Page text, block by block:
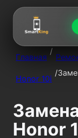
Главная
/
Honor 10i
/
Honor